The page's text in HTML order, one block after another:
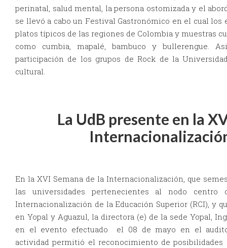
perinatal, salud mental, la persona ostomizada y el
se llevó a cabo un Festival Gastronómico en el cual
platos típicos de las regiones de Colombia y muestras
como cumbia, mapalé, bambuco y bullerengue.
participación de los grupos de Rock de la
cultural.
La UdB presente en la
En la XVI Semana de la Internacionalización, que
las universidades pertenecientes al nodo
Internacionalización de la Educación Superior (RCI), y
en Yopal y Aguazul, la directora (e) de la sede Yopal,
en el evento efectuado el 08 de mayo en el
actividad permitió el reconocimiento de posibilidades